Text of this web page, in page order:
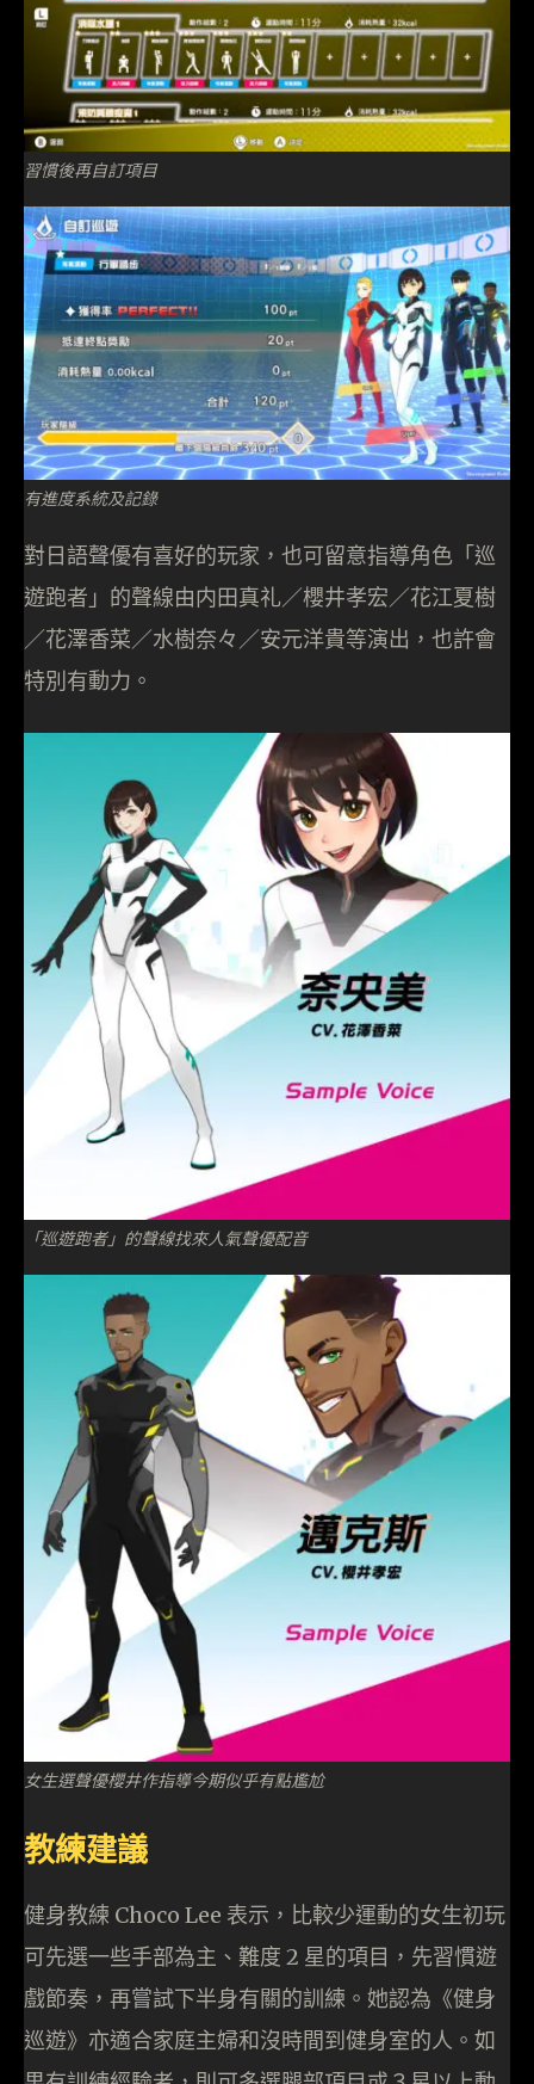
習慣後再自訂項目
有進度系統及記錄
對日語聲優有喜好的玩家，也可留意指導角色「巡
遊跑者」的聲線由内田真礼／櫻井孝宏／花江夏樹
／花澤香菜／水樹奈々／安元洋貴等演出，也許會
特別有動力。
「巡遊跑者」的聲線找來人氣聲優配音
女生選聲優櫻井作指導今期似乎有點尷尬
教練建議
健身教練 Choco Lee 表示，比較少運動的女生初玩
可先選一些手部為主、難度 2 星的項目，先習慣遊
戲節奏，再嘗試下半身有關的訓練。她認為《健身
巡遊》亦適合家庭主婦和沒時間到健身室的人。如